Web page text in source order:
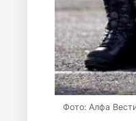
Фото: Алфа